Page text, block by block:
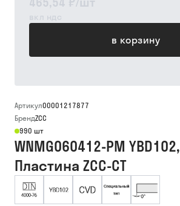
вкл ндс
в корзину
Артикул00001217877
БрендZCC
990 шт
WNMG060412-PM YBD102,
Пластина ZCC-CT